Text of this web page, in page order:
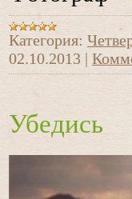
Категория:
02.10.2013 |
Убедись